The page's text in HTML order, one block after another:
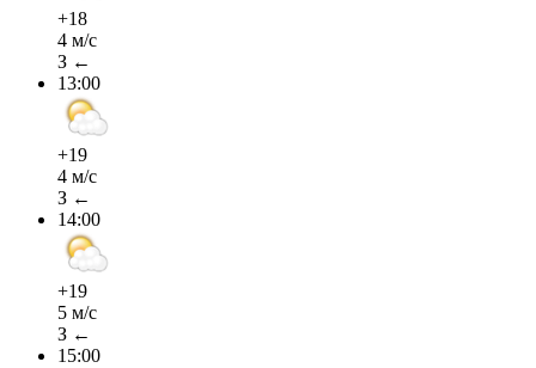
+18
4 м/с
З ←
13:00
+19
4 м/с
З ←
14:00
+19
5 м/с
З ←
15:00